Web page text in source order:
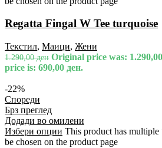
Regatta Fingal W Tee turquoise
Текстил, Маици, Жени
1.290,00ден Original price was:
price is: 690,00 ден.
-22%
Спореди
Брз преглед
Додади во омилени
Избери опции This product has
be chosen on the product page